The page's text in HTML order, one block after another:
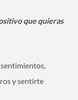
que quieras
sentimientos,
y sentirte